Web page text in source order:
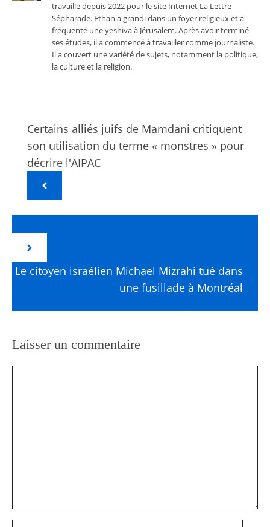
travaille depuis 2022 pour le site Internet La Lettre
Sépharade. Ethan a grandi dans un foyer religieux et a
fréquenté une yeshiva à Jérusalem. Après avoir terminé
ses études, il a commencé à travailler comme journaliste.
Il a couvert une variété de sujets, notamment la politique,
la culture et la religion.
Certains alliés juifs de Mamdani critiquent
son utilisation du terme « monstres » pour
décrire l'AIPAC
Le citoyen israélien Michael Mizrahi tué dans
une fusillade à Montréal
Laisser un commentaire